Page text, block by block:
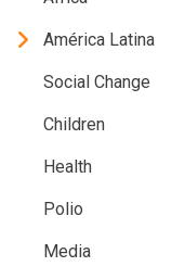
América Latina
Social Change
Children
Health
Polio
Media